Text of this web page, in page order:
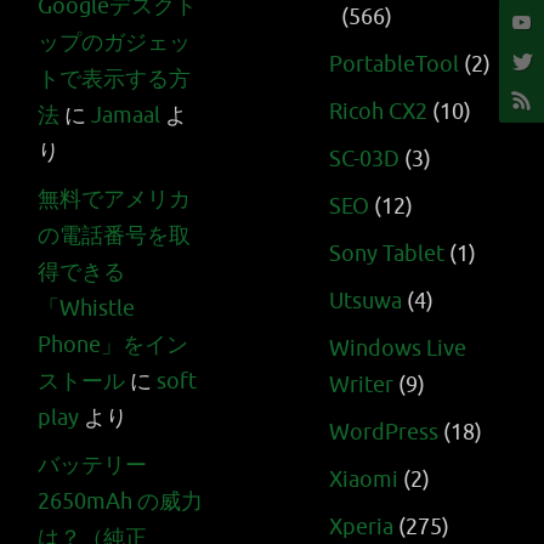
Googleデスクト
ップのガジェッ
トで表示する方
法 に Jamaal よ
り
無料でアメリカ
の電話番号を取
得できる
「Whistle
Phone」をイン
ストール に soft
play より
バッテリー
2650mAh の威力
は？（純正
(566)
PortableTool (2)
Ricoh CX2 (10)
SC-03D (3)
SEO (12)
Sony Tablet (1)
Utsuwa (4)
Windows Live
Writer (9)
WordPress (18)
Xiaomi (2)
Xperia (275)